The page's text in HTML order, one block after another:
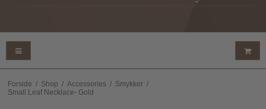
Forside / Shop / Accessories / Smykker /
Small Leaf Necklace- Gold